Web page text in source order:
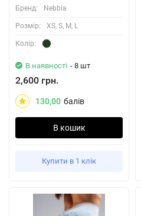
Бренд: Nebbia
Розмiр: XS, S, M, L
Колiр:
В наявності - 8 шт
2,600 грн.
130,00 балів
В кошик
Купити в 1 клік